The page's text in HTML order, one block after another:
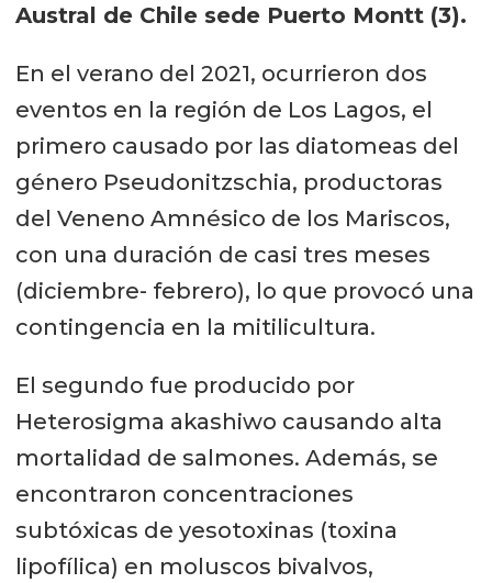
Austral de Chile sede Puerto Montt (3).
En el verano del 2021, ocurrieron dos
eventos en la región de Los Lagos, el
primero causado por las diatomeas del
género Pseudonitzschia, productoras
del Veneno Amnésico de los Mariscos,
con una duración de casi tres meses
(diciembre- febrero), lo que provocó una
contingencia en la mitilicultura.
El segundo fue producido por
Heterosigma akashiwo causando alta
mortalidad de salmones. Además, se
encontraron concentraciones
subtóxicas de yesotoxinas (toxina
lipofílica) en moluscos bivalvos,